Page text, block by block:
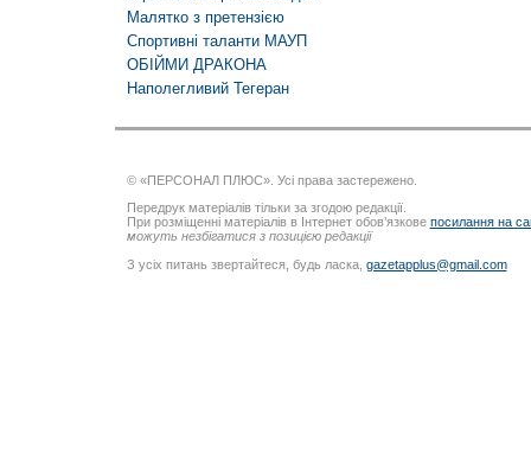
Малятко з претензією
Спортивні таланти МАУП
ОБІЙМИ ДРАКОНА
Наполегливий Тегеран
© «ПЕРСОНАЛ ПЛЮС». Усі права застережено.
Передрук матеріалів тільки за згодою редакції.
При розміщенні матеріалів в Інтернет обов’язкове посилання на
можуть незбігатися з позицією редакції
З усіх питань звертайтеся, будь ласка, gazetapplus@gmail.com